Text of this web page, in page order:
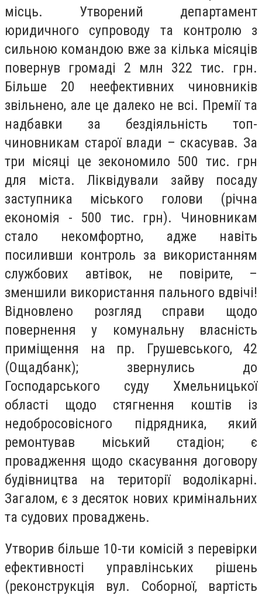
місць. Утворений департамент
юридичного супроводу та контролю з
сильною командою вже за кілька місяців
повернув громаді 2 млн 322 тис. грн.
Більше 20 неефективних чиновників
звільнено, але це далеко не всі. Премії та
надбавки за бездіяльність топ-
чиновникам старої влади – скасував. За
три місяці це зекономило 500 тис. грн
для міста. Ліквідували зайву посаду
заступника міського голови (річна
економія - 500 тис. грн). Чиновникам
стало некомфортно, адже навіть
посиливши контроль за використанням
службових автівок, не повірите, –
зменшили використання пального вдвічі!
Відновлено розгляд справи щодо
повернення у комунальну власність
приміщення на пр. Грушевського, 42
(Ощадбанк); звернулись до
Господарського суду Хмельницької
області щодо стягнення коштів із
недобросовісного підрядника, який
ремонтував міський стадіон; є
провадження щодо скасування договору
будівництва на території водолікарні.
Загалом, є з десяток нових кримінальних
та судових проваджень.
Утворив більше 10-ти комісій з перевірки
ефективності управлінських рішень
(реконструкція вул. Соборної, вартість